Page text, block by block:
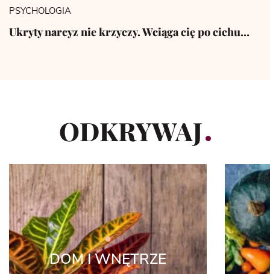
PSYCHOLOGIA
Ukryty narcyz nie krzyczy. Wciąga cię po cichu…
ODKRYWAJ
DOM I WNĘTRZE